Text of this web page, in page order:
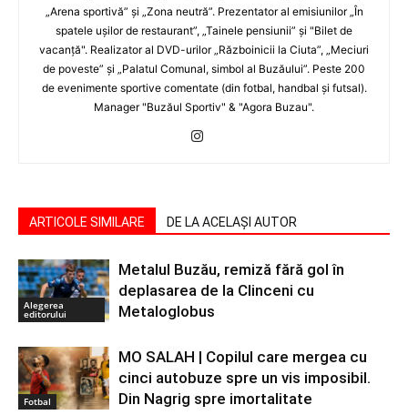
„Arena sportivă” şi „Zona neutră”. Prezentator al emisiunilor „În
spatele uşilor de restaurant”, „Tainele pensiunii” şi "Bilet de
vacanţă". Realizator al DVD-urilor „Războinicii la Ciuta”, „Meciuri
de poveste” şi „Palatul Comunal, simbol al Buzăului”. Peste 200
de evenimente sportive comentate (din fotbal, handbal şi futsal).
Manager "Buzăul Sportiv" & "Agora Buzau".
ARTICOLE SIMILARE DE LA ACELAȘI AUTOR
Alegerea
editorului
Metalul Buzău, remiză fără gol în
deplasarea de la Clinceni cu
Metaloglobus
Fotbal
MO SALAH | Copilul care mergea cu
cinci autobuze spre un vis imposibil.
Din Nagrig spre imortalitate